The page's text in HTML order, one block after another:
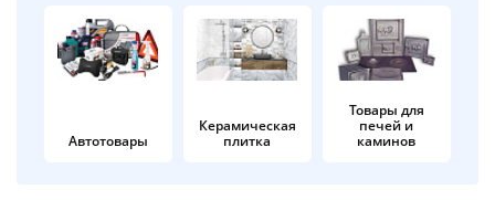
Автотовары
Керамическая
плитка
Товары для
печей и
каминов
недели